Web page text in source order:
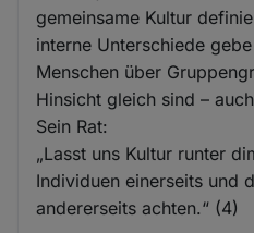
gemeinsame Kultur
interne Unterschiede
Menschen über
Hinsicht gleich sind –
Sein Rat:
„Lasst uns Kultur runter
Individuen einerseits und
andererseits achten.“ (4)